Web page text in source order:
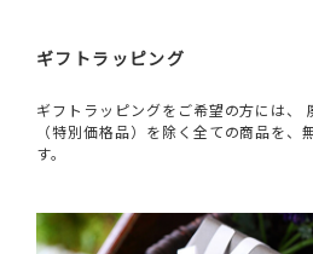
ギフトラッピング
ギフトラッピングをご希望の方には、
（特別価格品）を除く全ての商品を、
す。